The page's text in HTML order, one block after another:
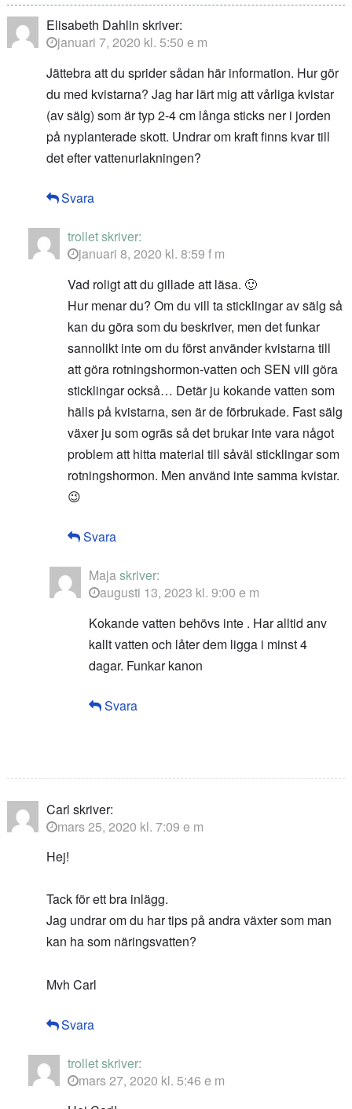
Elisabeth Dahlin skriver:
januari 7, 2020 kl. 5:50 e m
Jättebra att du sprider sådan här information. Hur gör
du med kvistarna? Jag har lärt mig att vårliga kvistar
(av sälg) som är typ 2-4 cm långa sticks ner i jorden
på nyplanterade skott. Undrar om kraft finns kvar till
det efter vattenurlakningen?
Svara
trolletskriver:
januari 8, 2020 kl. 8:59 f m
Vad roligt att du gillade att läsa. 🙂
Hur menar du? Om du vill ta sticklingar av sälg så
kan du göra som du beskriver, men det funkar
sannolikt inte om du först använder kvistarna till
att göra rotningshormon-vatten och SEN vill göra
sticklingar också… Detär ju kokande vatten som
hälls på kvistarna, sen är de förbrukade. Fast sälg
växer ju som ogräs så det brukar inte vara något
problem att hitta material till såväl sticklingar som
rotningshormon. Men använd inte samma kvistar.
😉
Svara
Majaskriver:
augusti 13, 2023 kl. 9:00 e m
Kokande vatten behövs inte . Har alltid anv
kallt vatten och låter dem ligga i minst 4
dagar. Funkar kanon
Svara
Carl skriver:
mars 25, 2020 kl. 7:09 e m
Hej!
Tack för ett bra inlägg.
Jag undrar om du har tips på andra växter som man
kan ha som näringsvatten?
Mvh Carl
Svara
trolletskriver:
mars 27, 2020 kl. 5:46 e m